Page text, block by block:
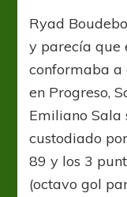
Ryad
y parecía que
conformaba a
en Progreso,
Emiliano Sala
custodiado
89 y los 3
(octavo gol